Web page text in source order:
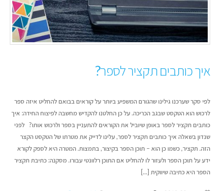
איך כותבים תקציר לספר?
לפי סקר שערכנו גילינו שהגורם המשפיע ביותר על קוראים בבואם להחליט איזה ספר
לרכוש הוא הטקסט שבגב הכריכה. על כן החלטנו להקדיש מחשבה לפיצוח החידה: איך
כותבים תקציר לספר באופן שיוביל את הקוראים להתעניין בספר ולרכוש אותו? לפני
שנדון בשאלה איך כותבים תקציר לספר, עלינו לדייק את מטרתו של הטקסט הקצר
הזה. תקציר, כשמו כן הוא – תוכן הספר בקיצור, בתמצות. המטרה היא לספק לקורא
ידע על תוכן הספר ולעזור לו להחליט אם התוכן רלוונטי עבורו. מסקנה: כתיבת תקציר
הספר היא כתיבה שיווקית [...]